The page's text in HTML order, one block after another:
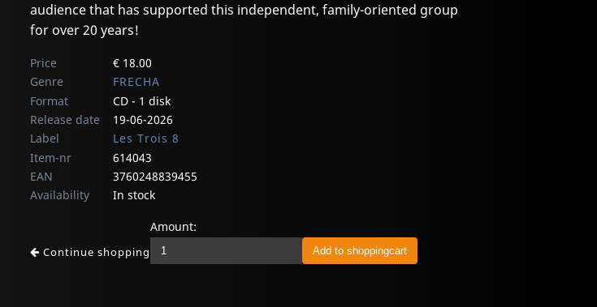
audience that has supported this independent, family-oriented group
for over 20 years!
Price
€ 18.00
Genre
FRECHA
Format
CD - 1 disk
Release date
19-06-2026
Label
Les Trois 8
Item-nr
614043
EAN
3760248839455
Availability
In stock
Continue shopping
Amount: